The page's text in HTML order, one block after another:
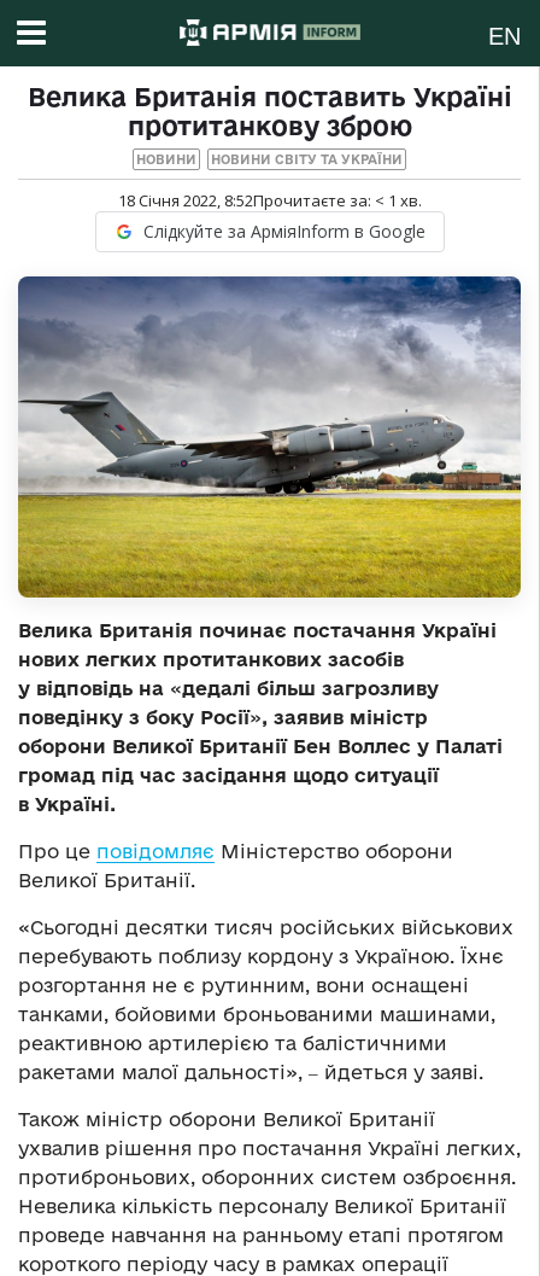
EN
Велика Британія поставить Україні
протитанкову зброю
НОВИНИ НОВИНИ СВІТУ ТА УКРАЇНИ
18 Січня 2022, 8:52Прочитаєте за: < 1 хв.
Слідкуйте за АрміяInform в Google
Велика Британія починає постачання Україні
нових легких протитанкових засобів
у відповідь на «дедалі більш загрозливу
поведінку з боку Росії», заявив міністр
оборони Великої Британії Бен Воллес у Палаті
громад під час засідання щодо ситуації
в Україні.
Про це повідомляє Міністерство оборони
Великої Британії.
«Сьогодні десятки тисяч російських військових
перебувають поблизу кордону з Україною. Їхнє
розгортання не є рутинним, вони оснащені
танками, бойовими броньованими машинами,
реактивною артилерією та балістичними
ракетами малої дальності», ‒ йдеться у заяві.
Також міністр оборони Великої Британії
ухвалив рішення про постачання Україні легких,
протиброньових, оборонних систем озброєння.
Невелика кількість персоналу Великої Британії
проведе навчання на ранньому етапі протягом
короткого періоду часу в рамках операції